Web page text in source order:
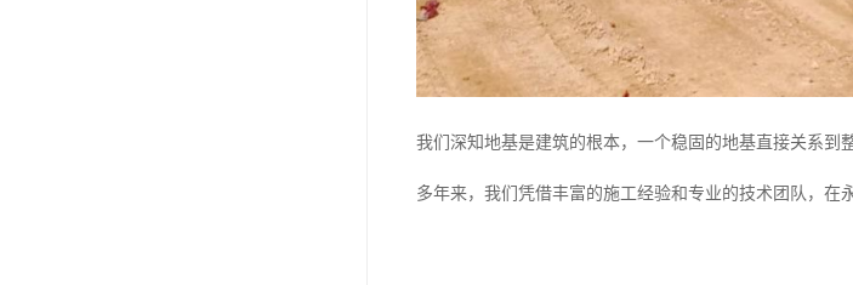
我们深知地基是建筑的根本，一个稳固的地基直接关系到
多年来，我们凭借丰富的施工经验和专业的技术团队，在